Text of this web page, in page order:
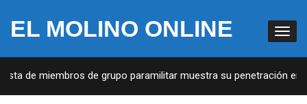
EL MOLINO ONLINE
de miembros de grupo paramilitar muestra su penetración en la